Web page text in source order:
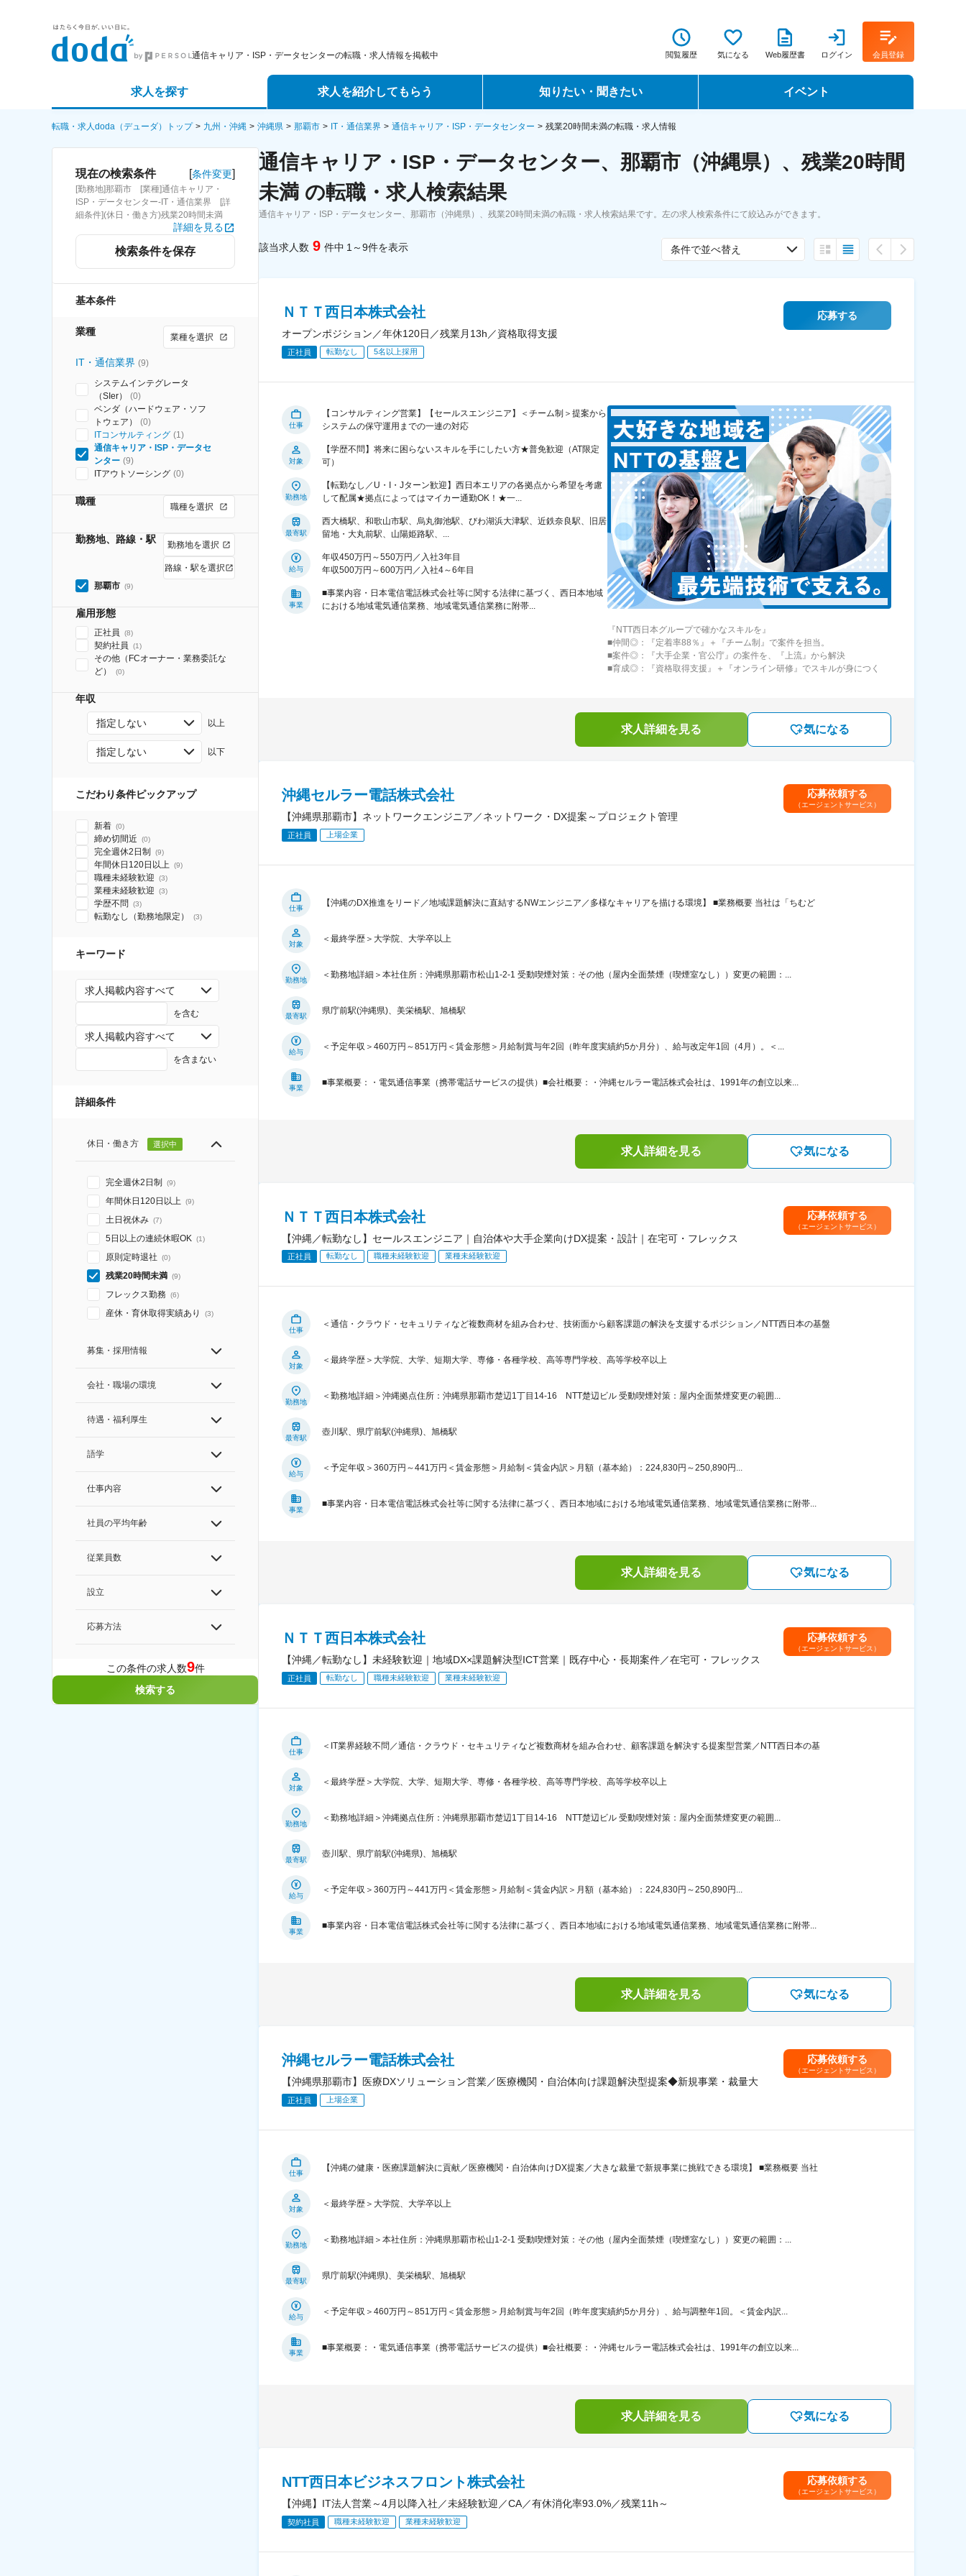
通信キャリア・ISP・データセンターの転職・求人情報を掲載中 閲覧履歴 気になる Web履歴書 ログイン 会員登録
求人を探す
詳細条件から探す
求人特集から探す
求人を紹介してもらう
エージェントサービス
スカウトサービス
パートナーエージェントサービス
知りたい・聞きたい
転職ノウハウ
データで見る転職
コラム・インタビュー
イベント
転職フェア
転職・求人doda（デューダ）トップ 九州・沖縄 沖縄県 那覇市 IT・通信業界 通信キャリア・ISP・データセンター 残業20時間未満の転職・求人情報
現在の検索条件 [条件変更]
[勤務地]那覇市 [業種]通信キャリア・
ISP・データセンター-IT・通信業界 [詳
細条件](休日・働き方)残業20時間未満
詳細を見る
検索条件を保存
基本条件
業種 業種を選択
IT・通信業界 (9)
システムインテグレータ
（SIer）
(0)
ベンダ（ハードウェア・ソフ
トウェア）
(0)
ITコンサルティング (1)
通信キャリア・ISP・データセ
ンター (9)
ITアウトソーシング (0)
職種 職種を選択
勤務地、路線・駅 勤務地を選択
路線・駅を選択
那覇市 (9)
雇用形態
正社員 (8)
契約社員 (1)
その他（FCオーナー・業務委託な
ど）
(0)
年収
指定しない 以上
指定しない 以下
こだわり条件ピックアップ
新着 (0)
締め切間近 (0)
完全週休2日制 (9)
年間休日120日以上 (9)
職種未経験歓迎 (3)
業種未経験歓迎 (3)
学歴不問 (3)
転勤なし（勤務地限定） (3)
キーワード
求人掲載内容すべて
を含む
求人掲載内容すべて
を含まない
詳細条件
休日・働き方 選択中
完全週休2日制 (9)
年間休日120日以上 (9)
土日祝休み (7)
5日以上の連続休暇OK (1)
原則定時退社 (0)
残業20時間未満 (9)
フレックス勤務 (6)
産休・育休取得実績あり (3)
募集・採用情報
会社・職場の環境
待遇・福利厚生
語学
仕事内容
社員の平均年齢
従業員数
設立
応募方法
この条件の求人数9件
検索する
通信キャリア・ISP・データセンター、那覇市（沖縄県）、残業20時間
未満 の転職・求人検索結果
通信キャリア・ISP・データセンター、那覇市（沖縄県）、残業20時間未満の転職・求人検索結果です。左の求人検索条件にて絞込みができます。
該当求人数 9 件中 1～9件を表示 条件で並べ替え
ＮＴＴ西日本株式会社
オープンポジション／年休120日／残業月13h／資格取得支援
正社員 転勤なし 5名以上採用
応募する
仕事
【コンサルティング営業】【セールスエンジニア】＜チーム制＞提案から
システムの保守運用までの一連の対応
対象
【学歴不問】将来に困らないスキルを手にしたい方★普免歓迎（AT限定
可）
勤務地
【転勤なし／U・I・Jターン歓迎】西日本エリアの各拠点から希望を考慮
して配属★拠点によってはマイカー通勤OK！★一...
最寄駅
西大橋駅、和歌山市駅、烏丸御池駅、びわ湖浜大津駅、近鉄奈良駅、旧居
留地・大丸前駅、山陽姫路駅、...
給与
年収450万円～550万円／入社3年目
年収500万円～600万円／入社4～6年目
事業
■事業内容・日本電信電話株式会社等に関する法律に基づく、西日本地域
における地域電気通信業務、地域電気通信業務に附帯...
『NTT西日本グループで確かなスキルを』
■仲間◎：『定着率88％』＋『チーム制』で案件を担当。
■案件◎：『大手企業・官公庁』の案件を、『上流』から解決
■育成◎：『資格取得支援』＋『オンライン研修』でスキルが身につく
求人詳細を見る 気になる
沖縄セルラー電話株式会社
【沖縄県那覇市】ネットワークエンジニア／ネットワーク・DX提案～プロジェクト管理
正社員 上場企業
応募依頼する
（エージェントサービス）
仕事
【沖縄のDX推進をリード／地域課題解決に直結するNWエンジニア／多様なキャリアを描ける環境】 ■業務概要 当社は「ちむど
対象
＜最終学歴＞大学院、大学卒以上
勤務地
＜勤務地詳細＞本社住所：沖縄県那覇市松山1-2-1 受動喫煙対策：その他（屋内全面禁煙（喫煙室なし））変更の範囲：...
最寄駅
県庁前駅(沖縄県)、美栄橋駅、旭橋駅
給与
＜予定年収＞460万円～851万円＜賃金形態＞月給制賞与年2回（昨年度実績約5か月分）、給与改定年1回（4月）。＜...
事業
■事業概要：・電気通信事業（携帯電話サービスの提供）■会社概要：・沖縄セルラー電話株式会社は、1991年の創立以来...
求人詳細を見る 気になる
ＮＴＴ西日本株式会社
【沖縄／転勤なし】セールスエンジニア｜自治体や大手企業向けDX提案・設計｜在宅可・フレックス
正社員 転勤なし 職種未経験歓迎 業種未経験歓迎
応募依頼する
（エージェントサービス）
仕事
＜通信・クラウド・セキュリティなど複数商材を組み合わせ、技術面から顧客課題の解決を支援するポジション／NTT西日本の基盤
対象
＜最終学歴＞大学院、大学、短期大学、専修・各種学校、高等専門学校、高等学校卒以上
勤務地
＜勤務地詳細＞沖縄拠点住所：沖縄県那覇市楚辺1丁目14-16 NTT楚辺ビル 受動喫煙対策：屋内全面禁煙変更の範囲...
最寄駅
壺川駅、県庁前駅(沖縄県)、旭橋駅
給与
＜予定年収＞360万円～441万円＜賃金形態＞月給制＜賃金内訳＞月額（基本給）：224,830円～250,890円...
事業
■事業内容・日本電信電話株式会社等に関する法律に基づく、西日本地域における地域電気通信業務、地域電気通信業務に附帯...
求人詳細を見る 気になる
ＮＴＴ西日本株式会社
【沖縄／転勤なし】未経験歓迎｜地域DX×課題解決型ICT営業｜既存中心・長期案件／在宅可・フレックス
正社員 転勤なし 職種未経験歓迎 業種未経験歓迎
応募依頼する
（エージェントサービス）
仕事
＜IT業界経験不問／通信・クラウド・セキュリティなど複数商材を組み合わせ、顧客課題を解決する提案型営業／NTT西日本の基
対象
＜最終学歴＞大学院、大学、短期大学、専修・各種学校、高等専門学校、高等学校卒以上
勤務地
＜勤務地詳細＞沖縄拠点住所：沖縄県那覇市楚辺1丁目14-16 NTT楚辺ビル 受動喫煙対策：屋内全面禁煙変更の範囲...
最寄駅
壺川駅、県庁前駅(沖縄県)、旭橋駅
給与
＜予定年収＞360万円～441万円＜賃金形態＞月給制＜賃金内訳＞月額（基本給）：224,830円～250,890円...
事業
■事業内容・日本電信電話株式会社等に関する法律に基づく、西日本地域における地域電気通信業務、地域電気通信業務に附帯...
求人詳細を見る 気になる
沖縄セルラー電話株式会社
【沖縄県那覇市】医療DXソリューション営業／医療機関・自治体向け課題解決型提案◆新規事業・裁量大
正社員 上場企業
応募依頼する
（エージェントサービス）
仕事
【沖縄の健康・医療課題解決に貢献／医療機関・自治体向けDX提案／大きな裁量で新規事業に挑戦できる環境】 ■業務概要 当社
対象
＜最終学歴＞大学院、大学卒以上
勤務地
＜勤務地詳細＞本社住所：沖縄県那覇市松山1-2-1 受動喫煙対策：その他（屋内全面禁煙（喫煙室なし））変更の範囲：...
最寄駅
県庁前駅(沖縄県)、美栄橋駅、旭橋駅
給与
＜予定年収＞460万円～851万円＜賃金形態＞月給制賞与年2回（昨年度実績約5か月分）、給与調整年1回。＜賃金内訳...
事業
■事業概要：・電気通信事業（携帯電話サービスの提供）■会社概要：・沖縄セルラー電話株式会社は、1991年の創立以来...
求人詳細を見る 気になる
NTT西日本ビジネスフロント株式会社
【沖縄】IT法人営業～4月以降入社／未経験歓迎／CA／有休消化率93.0%／残業11h～
契約社員 職種未経験歓迎 業種未経験歓迎
応募依頼する
（エージェントサービス）